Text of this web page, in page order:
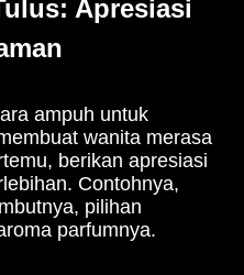
Apresiasi
ampuh untuk
wanita merasa
berikan apresiasi
Contohnya,
pilihan
parfumnya.